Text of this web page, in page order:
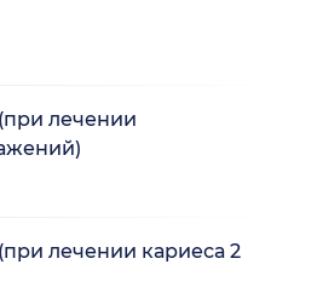
лечении
лечении кариеса 2